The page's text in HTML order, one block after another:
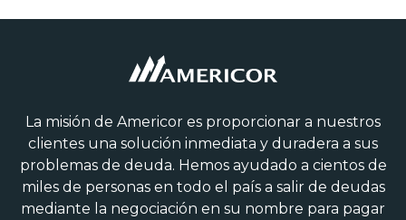
La misión de Americor es proporcionar a nuestros
clientes una solución inmediata y duradera a sus
problemas de deuda. Hemos ayudado a cientos de
miles de personas en todo el país a salir de deudas
mediante la negociación en su nombre para pagar